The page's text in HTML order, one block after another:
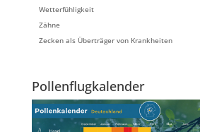
Wetterfühligkeit
Zähne
Zecken als Überträger von Krankheiten
Pollenflugkalender